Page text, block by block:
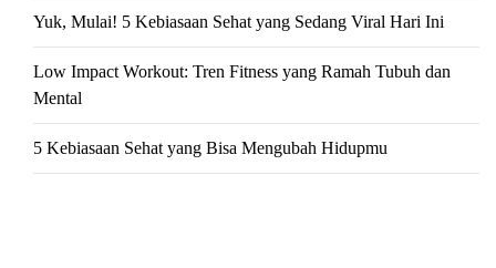
Yuk, Mulai! 5 Kebiasaan Sehat yang Sedang Viral Hari Ini
Low Impact Workout: Tren Fitness yang Ramah Tubuh dan
Mental
5 Kebiasaan Sehat yang Bisa Mengubah Hidupmu